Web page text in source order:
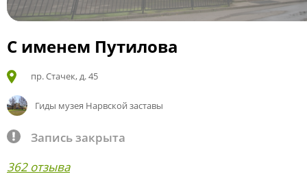
С именем Путилова
пр. Стачек, д. 45
Гиды музея Нарвской заставы
Запись закрыта
362 отзыва